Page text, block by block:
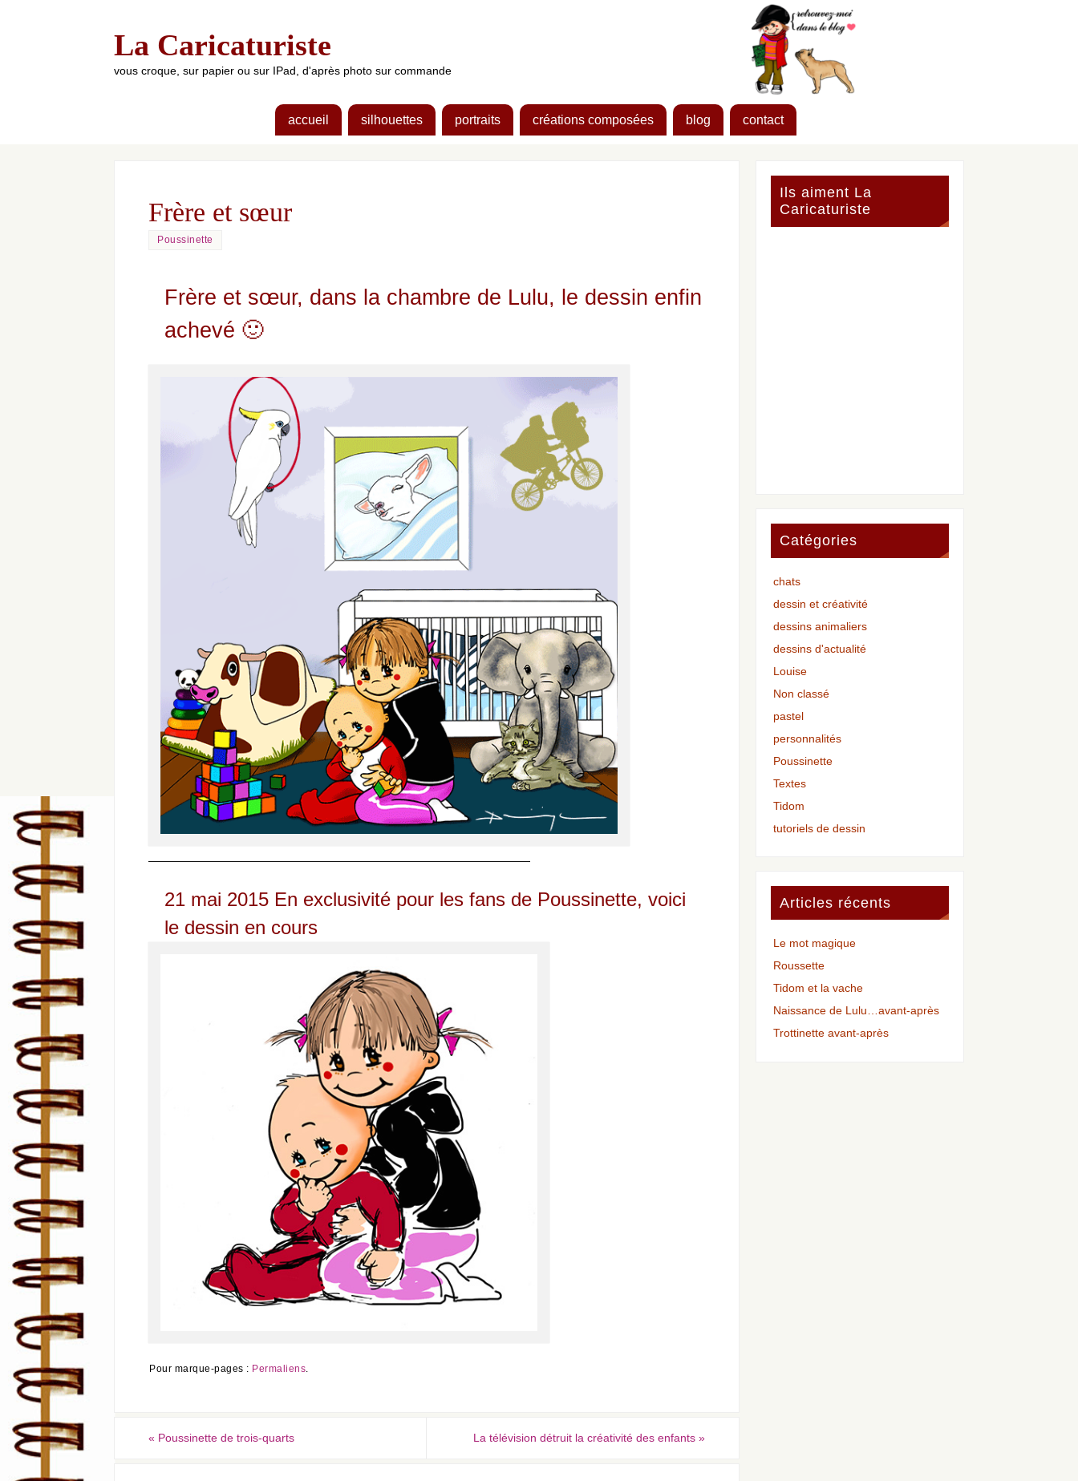
La Caricaturiste
vous croque, sur papier ou sur IPad, d'après photo sur commande
accueil silhouettes portraits créations composées blog contact
Frère et sœur
Poussinette
Frère et sœur, dans la chambre de Lulu, le dessin enfin
achevé 🙂
——————————————————————————————————
21 mai 2015 En exclusivité pour les fans de Poussinette, voici
le dessin en cours
Pour marque-pages : Permaliens.
« Poussinette de trois-quarts La télévision détruit la créativité des enfants »
Ils aiment La
Caricaturiste
Catégories
chats
dessin et créativité
dessins animaliers
dessins d'actualité
Louise
Non classé
pastel
personnalités
Poussinette
Textes
Tidom
tutoriels de dessin
Articles récents
Le mot magique
Roussette
Tidom et la vache
Naissance de Lulu…avant-après
Trottinette avant-après